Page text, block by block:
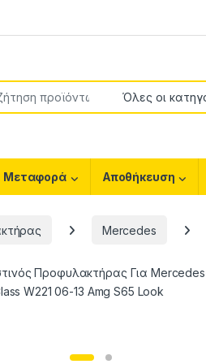
Μεταφορά Αποθήκευση
Mercedes